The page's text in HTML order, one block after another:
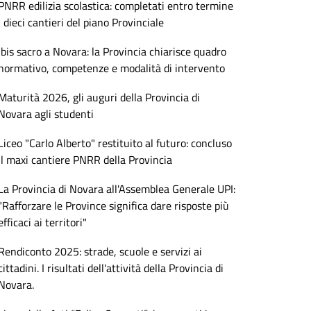
edilizia scolastica: completati entro termine
dieci cantieri del piano Provinciale
sacro a Novara: la Provincia chiarisce quadro
competenze e modalità di intervento
2026, gli auguri della Provincia di
agli studenti
"Carlo Alberto" restituito al futuro: concluso
maxi cantiere PNRR della Provincia
Provincia di Novara all'Assemblea Generale UPI:
le Province significa dare risposte più
ai territori"
2025: strade, scuole e servizi ai
I risultati dell'attività della Provincia di